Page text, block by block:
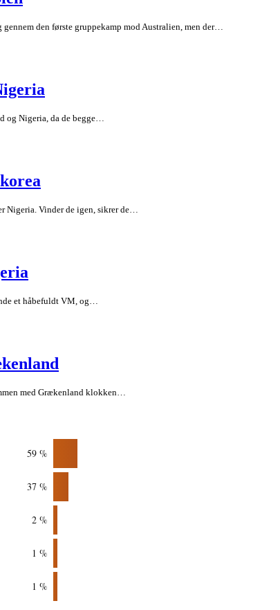
den første gruppekamp mod Australien, men der…
og Nigeria, da de begge…
Nigeria. Vinder de igen, sikrer de…
et håbefuldt VM, og…
med Grækenland klokken…
59 %
37 %
2 %
1 %
1 %